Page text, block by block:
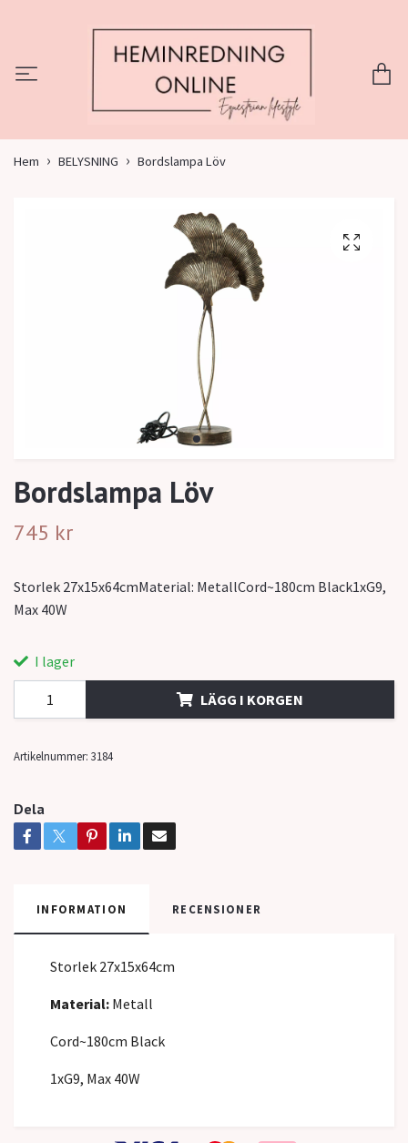
Hem BELYSNING Bordslampa Löv
Bordslampa Löv
745 kr
Storlek 27x15x64cmMaterial: MetallCord~180cm Black1xG9,
Max 40W
I lager
LÄGG I KORGEN
Artikelnummer: 3184
Dela
INFORMATION RECENSIONER
Storlek 27x15x64cm
Material: Metall
Cord~180cm Black
1xG9, Max 40W